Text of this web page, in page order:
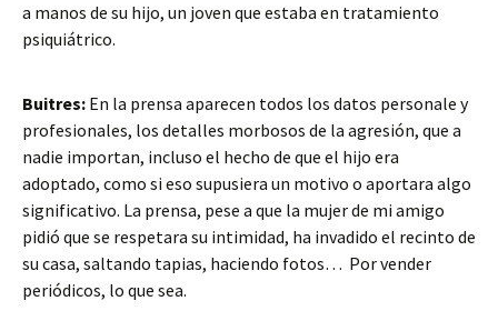
a manos de su hijo, un joven que estaba en tratamiento
psiquiátrico.
Buitres: En la prensa aparecen todos los datos personale y
profesionales, los detalles morbosos de la agresión, que a
nadie importan, incluso el hecho de que el hijo era
adoptado, como si eso supusiera un motivo o aportara algo
significativo. La prensa, pese a que la mujer de mi amigo
pidió que se respetara su intimidad, ha invadido el recinto de
su casa, saltando tapias, haciendo fotos… Por vender
periódicos, lo que sea.